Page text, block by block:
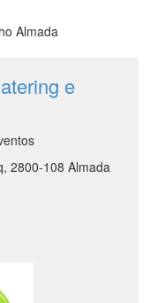
Almada
e
2800-108 Almada